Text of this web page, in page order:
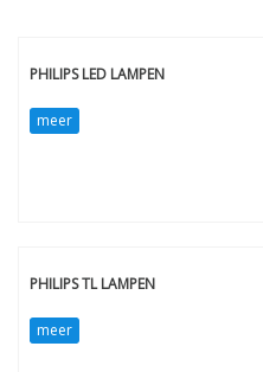
PHILIPS LED LAMPEN
meer
PHILIPS TL LAMPEN
meer